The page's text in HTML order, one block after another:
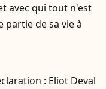
avec qui tout n'est
partie de sa vie à
: Eliot Deval